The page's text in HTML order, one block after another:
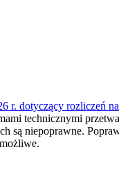
r. dotyczący rozliczeń
technicznymi
są niepoprawne.